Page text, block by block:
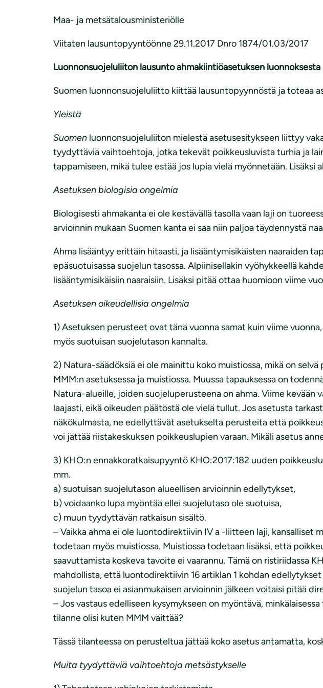
Maa- ja metsätalousministeriölle
Viitaten lausuntopyyntöönne 29.11.2017 Dnro 1874/01.03/2017
Luonnonsuojeluliiton lausunto ahmakiintiöasetuksen luonnoksesta
Suomen luonnonsuojeluliitto kiittää lausuntopyynnöstä ja toteaa
Yleistä
Suomen luonnonsuojeluliiton mielestä asetusesitykseen liittyy
tyydyttäviä vaihtoehtoja, jotka tekevät poikkeusluvista turhia ja
tappamiseen, mikä tulee estää jos lupia vielä myönnetään. Lisäksi
Asetuksen biologisia ongelmia
Biologisesti ahmakanta ei ole kestävällä tasolla vaan laji on
arvioinnin mukaan Suomen kanta ei saa niin paljoa täydennystä
Ahma lisääntyy erittäin hitaasti, ja lisääntymisikäisten naaraiden
epäsuotuisassa suojelun tasossa. Alpiinisellakin vyöhykkeellä
lisääntymisikäisiin naaraisiin. Lisäksi pitää ottaa huomioon viime
Asetuksen oikeudellisia ongelmia
1) Asetuksen perusteet ovat tänä vuonna samat kuin viime
myös suotuisan suojelutason kannalta.
2) Natura-säädöksiä ei ole mainittu koko muistiossa, mikä on
MMM:n asetuksessa ja muistiossa. Muussa tapauksessa on
Natura-alueille, joiden suojeluperusteena on ahma. Viime
laajasti, eikä oikeuden päätöstä ole vielä tullut. Jos asetusta
näkökulmasta, ne edellyttävät asetukselta perusteita että
voi jättää riistakeskuksen poikkeuslupien varaan. Mikäli asetus
3) KHO:n ennakkoratkaisupyyntö KHO:2017:182 uuden
mm.
a) suotuisan suojelutason alueellisen arvioinnin edellytykset,
b) voidaanko lupa myöntää ellei suojelutaso ole suotuisa,
c) muun tyydyttävän ratkaisun sisältö.
– Vaikka ahma ei ole luontodirektiivin IV a -liitteen laji,
todetaan myös muistiossa. Muistiossa todetaan lisäksi, että
saavuttamista koskeva tavoite ei vaarannu. Tämä on ristiriidassa
mahdollista, että luontodirektiivin 16 artiklan 1 kohdan
suojelun tasoa ei asianmukaisen arvioinnin jälkeen voitaisi pitää
– Jos vastaus edelliseen kysymykseen on myöntävä,
tilanne olisi kuten MMM väittää?
Tässä tilanteessa on perusteltua jättää koko asetus antamatta,
Muita tyydyttäviä vaihtoehtoja metsästykselle